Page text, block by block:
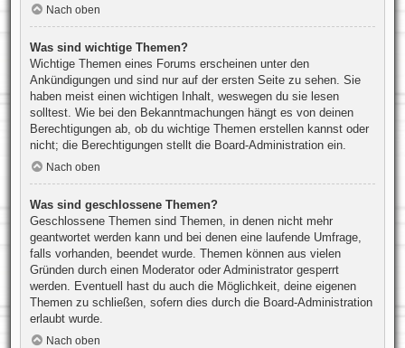
Nach oben
Was sind wichtige Themen?
Wichtige Themen eines Forums erscheinen unter den
Ankündigungen und sind nur auf der ersten Seite zu sehen. Sie
haben meist einen wichtigen Inhalt, weswegen du sie lesen
solltest. Wie bei den Bekanntmachungen hängt es von deinen
Berechtigungen ab, ob du wichtige Themen erstellen kannst oder
nicht; die Berechtigungen stellt die Board-Administration ein.
Nach oben
Was sind geschlossene Themen?
Geschlossene Themen sind Themen, in denen nicht mehr
geantwortet werden kann und bei denen eine laufende Umfrage,
falls vorhanden, beendet wurde. Themen können aus vielen
Gründen durch einen Moderator oder Administrator gesperrt
werden. Eventuell hast du auch die Möglichkeit, deine eigenen
Themen zu schließen, sofern dies durch die Board-Administration
erlaubt wurde.
Nach oben